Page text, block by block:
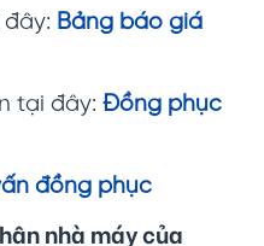
Bảng báo giá
tại đây: Đồng phục
đồng phục
nhà máy của